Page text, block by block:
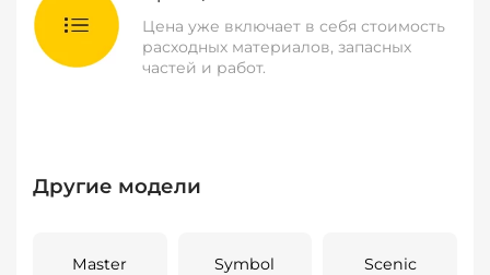
Цена уже включает в себя стоимость
расходных материалов, запасных
частей и работ.
Другие модели
Master Symbol Scenic